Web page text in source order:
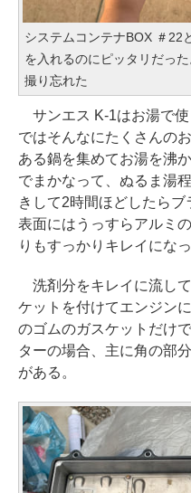
システムコンテナBOX ＃22
を入れるのにピッタリだっ
撮り忘れた
サンエス K-1はお湯で
ではそんなにたくさんの
ある鍋を集めてお湯を沸
でまかなって、ぬるま湯
きして2時間ほどしたらブ
表面にはうっすらアルミ
りもすっかりキレイになっ
洗剤分をキレイに流し
ケットを付けてエンジン
のゴムのガスケットだけ
ターの場合、主に角の部
がある。